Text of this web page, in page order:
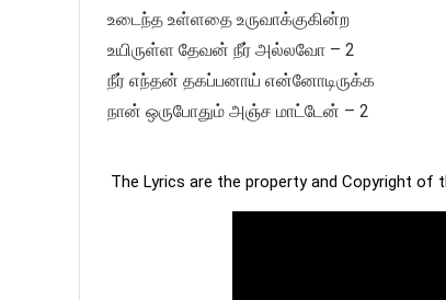
உடைந்த உள்ளதை உருவாக்குகின்ற
உயிருள்ள தேவன் நீர் அல்லவோ – 2
நீர் எந்தன் தகப்பனாய் என்னோடிருக்க
நான் ஒருபோதும் அஞ்ச மாட்டேன் – 2
The Lyrics are the property and Copyright of